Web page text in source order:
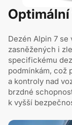
Dezén Alpin 7
zasněžených i
specifickému
podmínkám, což
a kontroly nad
brzdné
k vyšší